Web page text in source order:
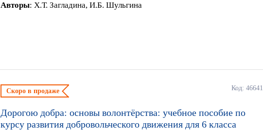
Авторы: Х.Т. Загладина, И.Б. Шульгина
Код: 46641
Скоро в продаже
Дорогою добра: основы волонтёрства: учебное пособие по
курсу развития добровольческого движения для 6 класса